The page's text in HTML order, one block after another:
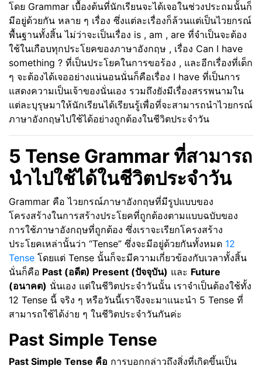
โดย Grammar เบื้องต้นที่นักเรียนจะได้เจอในช่วงประถมนั้นก็
มีอยู่ด้วยกัน หลาย ๆ เรื่อง ซึ่งแต่ละเรื่องก็ล้วนแต่เป็นไวยกรณ์
พื้นฐานทั้งสิ้น ไม่ว่าจะเป็นเรื่อง is , am , are ที่จำเป็นจะต้อง
ใช้ในเกือบทุกประโยคของภาษาอังกฤษ , เรื่อง Can I have
something ? ที่เป็นประโยคในการขอร้อง , และอีกเรื่องที่เด็ก
ๆ จะต้องได้เจออย่างแน่นอนนั่นก็คือเรื่อง I have ที่เป็นการ
แสดงความเป็นเจ้าของนั่นเอง รวมถึงยังมีเรื่องสรรพนามใน
แต่ละบุรุษมาให้นักเรียนได้เรียนรู้เพื่อที่จะสามารถนำไวยกรณ์
ภาษาอังกฤษไปใช้ได้อย่างถูกต้องในชีวิตประจำวัน
5 Tense Grammar ที่สามารถ
นำไปใช้ได้ในชีวิตประจำวัน
Grammar คือ ไวยกรณ์ภาษาอังกฤษที่มีรูปแบบของ
โครงสร้างในการสร้างประโยคที่ถูกต้องตามแบบฉบับของ
การใช้ภาษาอังกฤษที่ถูกต้อง ซึ่งเราจะเรียกโครงสร้าง
ประโยคเหล่านั้นว่า “Tense” ซึ่งจะมีอยู่ด้วยกันทั้งหมด 12
Tense โดยแต่ Tense นั้นก็จะมีความเกี่ยวข้องกับเวลาทั้งสิ้น
นั่นก็คือ Past (อดีต) Present (ปัจจุบัน) และ Future
(อนาคต) นั่นเอง แต่ในชีวิตประจำวันนั้น เราจำเป็นต้องใช้ทั้ง
12 Tense นี้ จริง ๆ หรือวันนี้เราจึงจะมาแนะนำ 5 Tense ที่
สามารถใช้ได้ง่าย ๆ ในชีวิตประจำวันกันค่ะ
Past Simple Tense
Past Simple Tense คือ การบอกกล่าวถึงสิ่งที่เกิดขึ้นเป็น